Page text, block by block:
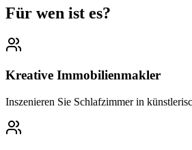
Für wen ist es?
Kreative Immobilienmakler
Inszenieren Sie Schlafzimmer in